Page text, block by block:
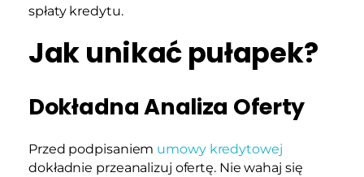
spłaty kredytu.
Jak unikać pułapek?
Dokładna Analiza Oferty
Przed podpisaniem umowy kredytowej
dokładnie przeanalizuj ofertę. Nie wahaj się